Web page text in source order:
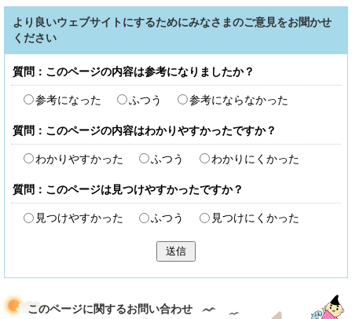
より良いウェブサイトにするためにみなさまのご意見をお聞かせ
ください
質問：このページの内容は参考になりましたか？
参考になった ふつう 参考にならなかった
質問：このページの内容はわかりやすかったですか？
わかりやすかった ふつう わかりにくかった
質問：このページは見つけやすかったですか？
見つけやすかった ふつう 見つけにくかった
送信
このページに関するお問い合わせ